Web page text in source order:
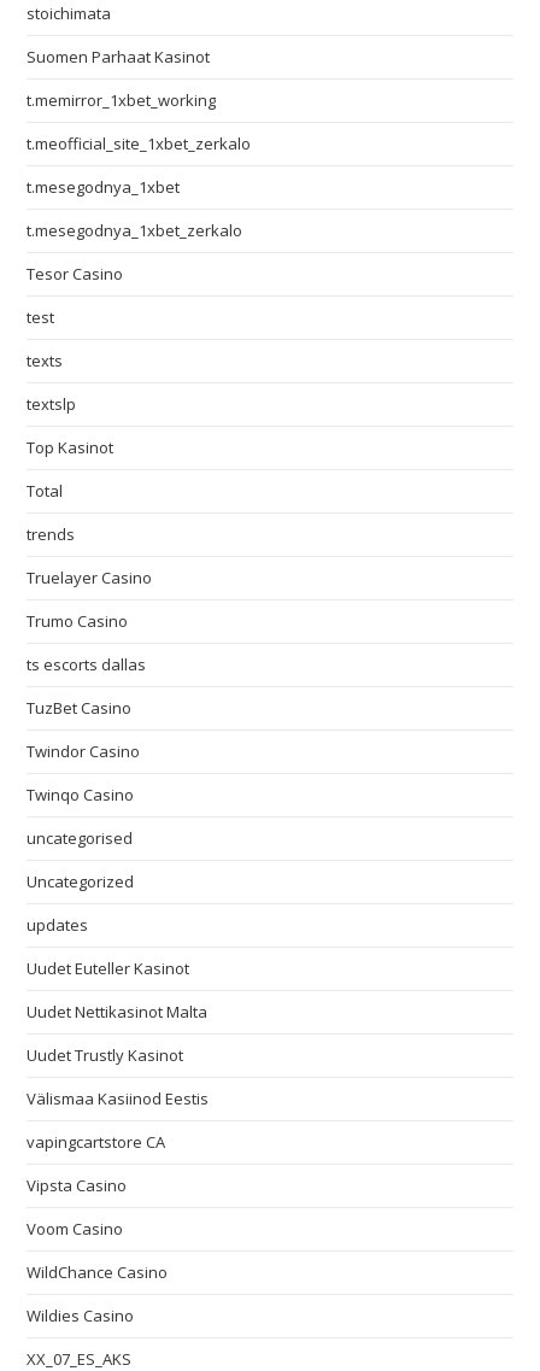
stoichimata
Suomen Parhaat Kasinot
t.memirror_1xbet_working
t.meofficial_site_1xbet_zerkalo
t.mesegodnya_1xbet
t.mesegodnya_1xbet_zerkalo
Tesor Casino
test
texts
textslp
Top Kasinot
Total
trends
Truelayer Casino
Trumo Casino
ts escorts dallas
TuzBet Casino
Twindor Casino
Twinqo Casino
uncategorised
Uncategorized
updates
Uudet Euteller Kasinot
Uudet Nettikasinot Malta
Uudet Trustly Kasinot
Välismaa Kasiinod Eestis
vapingcartstore CA
Vipsta Casino
Voom Casino
WildChance Casino
Wildies Casino
XX_07_ES_AKS